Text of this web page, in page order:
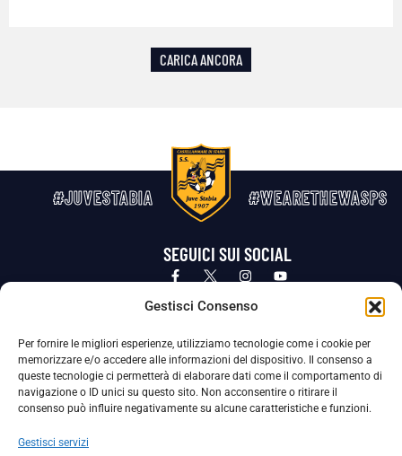
Gestisci Consenso
Per fornire le migliori esperienze, utilizziamo tecnologie come i cookie per
memorizzare e/o accedere alle informazioni del dispositivo. Il consenso a
queste tecnologie ci permetterà di elaborare dati come il comportamento di
navigazione o ID unici su questo sito. Non acconsentire o ritirare il
consenso può influire negativamente su alcune caratteristiche e funzioni.
Gestisci servizi
CARICA ANCORA
#JUVESTABIA #WEARETHEWASPS
SEGUICI SUI SOCIAL
Privacy Policy Cookie Policy
La Società ha nominato il Responsabile della Protezione dei Dati Personali (DPO), figura specializzata che vigila sulle modalità
adottate dalla nostra Società per tutelare i Suoi dati personali.
Per contattare il DPO può scrivere a